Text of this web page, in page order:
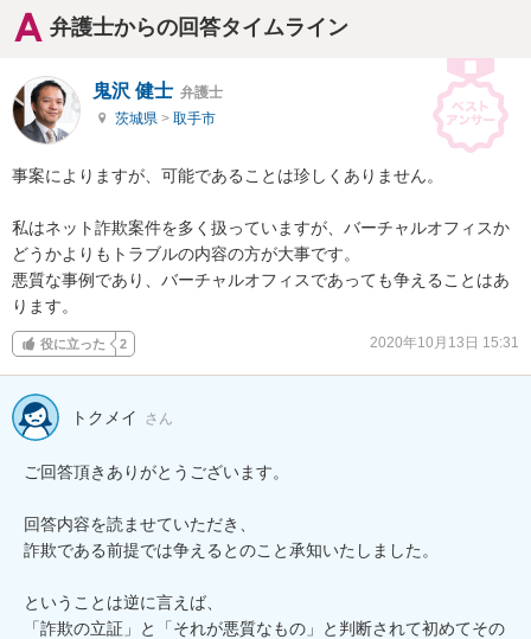
弁護士からの回答タイムライン
鬼沢 健士 弁護士
茨城県 > 取手市
事案によりますが、可能であることは珍しくありません。
私はネット詐欺案件を多く扱っていますが、バーチャルオフィスか
どうかよりもトラブルの内容の方が大事です。
悪質な事例であり、バーチャルオフィスであっても争えることはあ
ります。
役に立った 2 2020年10月13日 15:31
トクメイ さん
ご回答頂きありがとうございます。
回答内容を読ませていただき、
詐欺である前提では争えるとのこと承知いたしました。
ということは逆に言えば、
「詐欺の立証」と「それが悪質なもの」と判断されて初めてその